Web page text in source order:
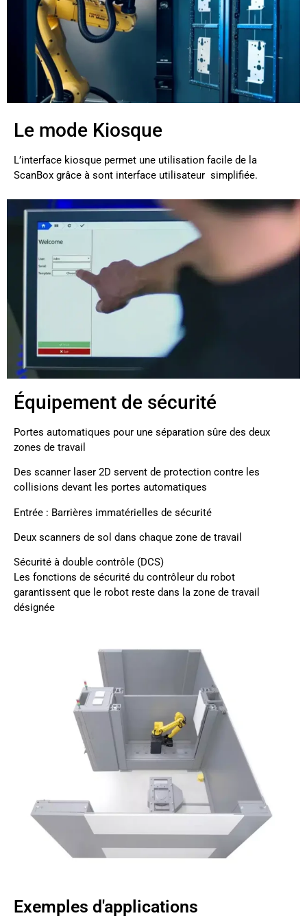
Le mode Kiosque
L’interface kiosque permet une utilisation facile de la
ScanBox grâce à sont interface utilisateur simplifiée.
Équipement de sécurité
Portes automatiques pour une séparation sûre des deux
zones de travail
Des scanner laser 2D servent de protection contre les
collisions devant les portes automatiques
Entrée : Barrières immatérielles de sécurité
Deux scanners de sol dans chaque zone de travail
Sécurité à double contrôle (DCS)
Les fonctions de sécurité du contrôleur du robot
garantissent que le robot reste dans la zone de travail
désignée
Exemples d'applications